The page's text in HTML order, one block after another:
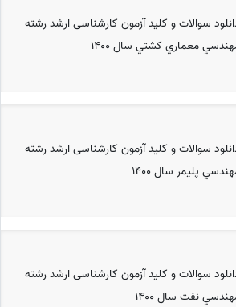
سوالات و کلید آزمون کارشناسی ارشد رشته
معماري كشتي سال 1400
سوالات و کلید آزمون کارشناسی ارشد رشته
پليمر سال 1400
سوالات و کلید آزمون کارشناسی ارشد رشته
نفت سال 1400